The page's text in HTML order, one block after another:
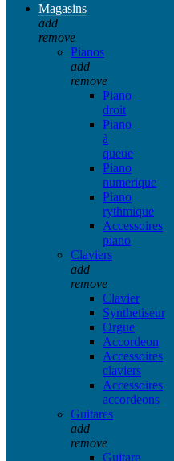
Magasins
add
remove
Pianos
add
remove
Piano
droit
Piano
à
queue
Piano
numerique
Piano
rythmique
Accessoires
piano
Claviers
add
remove
Clavier
Synthetiseur
Orgue
Accordeon
Accessoires
claviers
Accessoires
accordeons
Guitares
add
remove
Guitare